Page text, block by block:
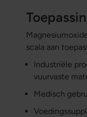
scala aan
Industriële
vuurvaste
Medisch